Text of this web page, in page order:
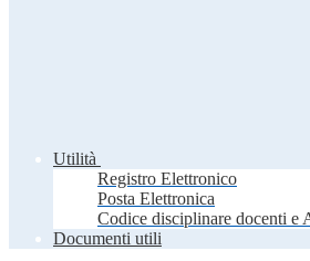
Utilità
Registro Elettronico
Posta Elettronica
Codice disciplinare docenti e
Documenti utili